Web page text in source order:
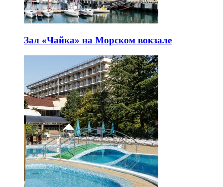
Зал «Чайка» на Морском вокзале